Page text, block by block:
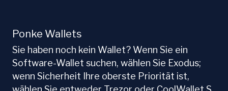
Ponke Wallets
Sie haben noch kein Wallet? Wenn Sie ein
Software-Wallet suchen, wählen Sie Exodus;
wenn Sicherheit Ihre oberste Priorität ist,